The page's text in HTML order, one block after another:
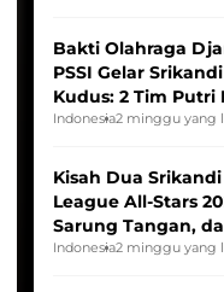
Bakti Olahraga
PSSI Gelar
Kudus: 2 Tim Putri
Tim Asia
Indonesia2 minggu yang
Kisah Dua Srikandi
League All-Stars
Sarung Tangan,
Pernah Padam
Indonesia2 minggu yang